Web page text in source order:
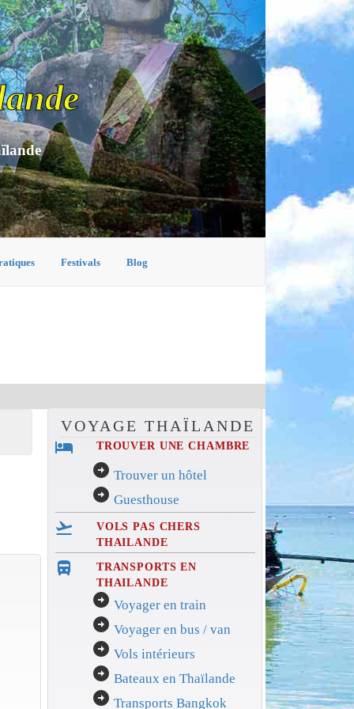
Festivals Blog
VOYAGE THAÏLANDE
hotel TROUVER UNE CHAMBRE
arrow_circle_right Trouver un hôtel
arrow_circle_right Guesthouse
flight_takeoff
VOLS PAS CHERS
THAILANDE
directions_bus_filled
TRANSPORTS EN
THAILANDE
arrow_circle_right Voyager en train
arrow_circle_right Voyager en bus / van
arrow_circle_right Vols intérieurs
arrow_circle_right Bateaux en Thaïlande
arrow_circle_right Transports Bangkok